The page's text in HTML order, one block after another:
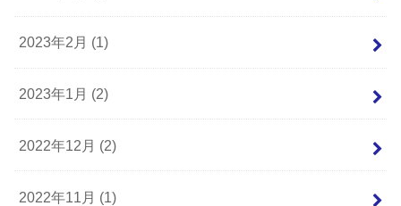
2023年2月 (1)
2023年1月 (2)
2022年12月 (2)
2022年11月 (1)